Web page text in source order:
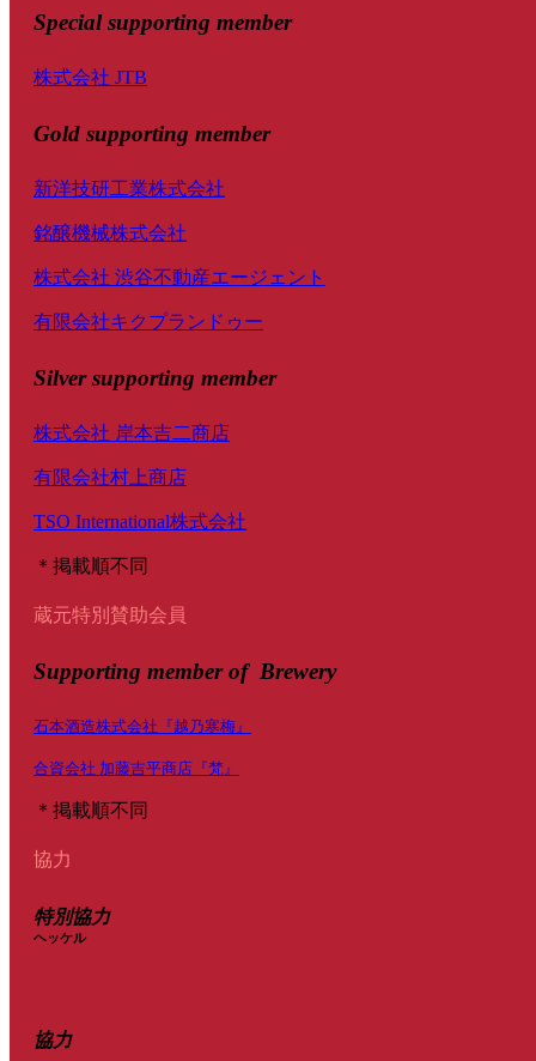
Specialsupporting member
株式会社 JTB
Gold supporting member
新洋技研工業株式会社
銘醸機械株式会社
株式会社 渋谷不動産エージェント
有限会社キクプランドゥー
Silver supporting member
株式会社 岸本吉二商店
有限会社村上商店
TSO International株式会社
＊掲載順不同
蔵元特別賛助会員
Supporting member of Brewery
石本酒造株式会社『越乃寒梅』
合資会社 加藤吉平商店『梵』
＊掲載順不同
協力
特別協力
ヘッケル
協力